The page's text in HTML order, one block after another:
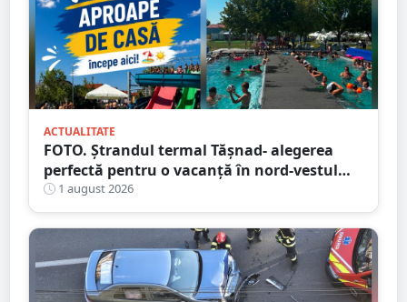
ACTUALITATE
FOTO. Ștrandul termal Tășnad- alegerea
perfectă pentru o vacanță în nord-vestul
României
1 august 2026